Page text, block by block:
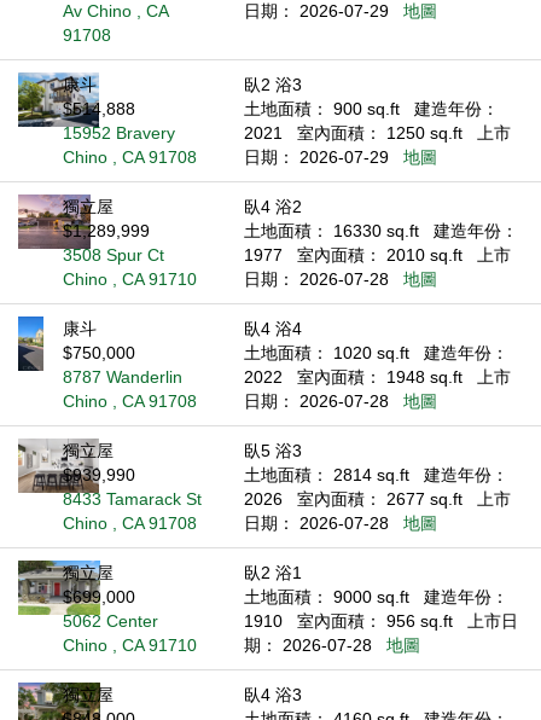
Av Chino , CA
91708
日期： 2026-07-29
地圖
康斗
$514,888
15952 Bravery
Chino , CA 91708
臥2 浴3
土地面積： 900 sq.ft
建造年份：
2021
室內面積： 1250 sq.ft
上市
日期： 2026-07-29
地圖
獨立屋
$1,289,999
3508 Spur Ct
Chino , CA 91710
臥4 浴2
土地面積： 16330 sq.ft
建造年份：
1977
室內面積： 2010 sq.ft
上市
日期： 2026-07-28
地圖
康斗
$750,000
8787 Wanderlin
Chino , CA 91708
臥4 浴4
土地面積： 1020 sq.ft
建造年份：
2022
室內面積： 1948 sq.ft
上市
日期： 2026-07-28
地圖
獨立屋
$939,990
8433 Tamarack St
Chino , CA 91708
臥5 浴3
土地面積： 2814 sq.ft
建造年份：
2026
室內面積： 2677 sq.ft
上市
日期： 2026-07-28
地圖
獨立屋
$699,000
5062 Center
Chino , CA 91710
臥2 浴1
土地面積： 9000 sq.ft
建造年份：
1910
室內面積： 956 sq.ft
上市日
期： 2026-07-28
地圖
獨立屋
臥4 浴3